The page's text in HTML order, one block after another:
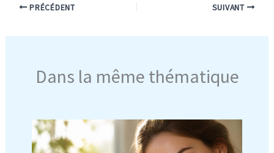
PRÉCÉDENT SUIVANT
Dans la même thématique